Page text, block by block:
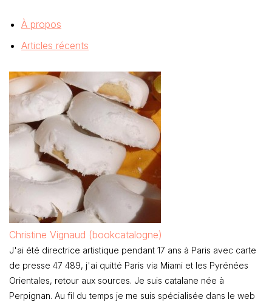
À propos
Articles récents
Christine Vignaud (bookcatalogne)
J'ai été directrice artistique pendant 17 ans à Paris avec carte
de presse 47 489, j'ai quitté Paris via Miami et les Pyrénées
Orientales, retour aux sources. Je suis catalane née à
Perpignan. Au fil du temps je me suis spécialisée dans le web